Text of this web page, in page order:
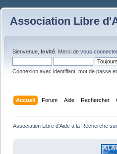
Association Libre
Bienvenue, Invité . Merci de vous
Connexion avec identifiant, mot de passe
Accueil Forum Aide Rechercher
Association Libre d'Aide a la Recherche